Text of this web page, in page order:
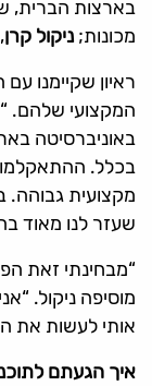
בארצות הברית,
מכונות;ניקול קרן, בת
ראיון שקיימנו
המקצועי שלהם.
באוניברסיטה
בכלל.
מקצועית גבוהה.
שעזר לנו מאוד
“מבחינתי זאת
מוסיפה ניקול.
אותי לעשות את
איך הגעתם